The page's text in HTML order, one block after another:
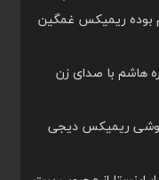
بوده ریمیکس غمگین
هاشم با صدای زن
ریمیکس دیجی